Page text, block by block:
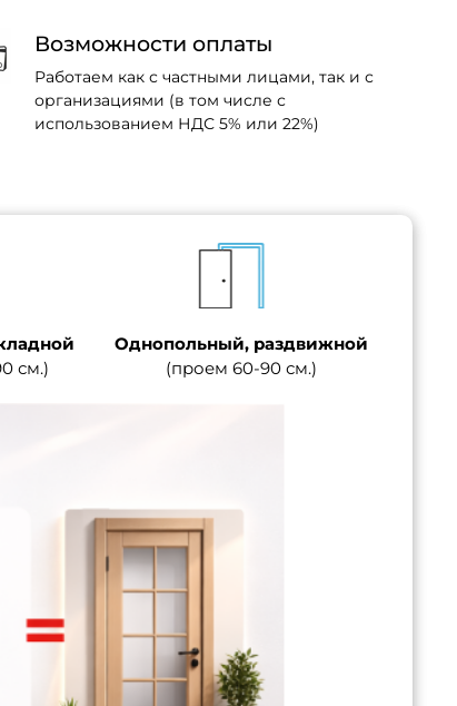
Возможности оплаты
Работаем как с частными лицами, так и с
организациями (в том числе с
использованием НДС 5% или 22%)
см.)
Однопольный, раздвижной
(проем 60-90 см.)